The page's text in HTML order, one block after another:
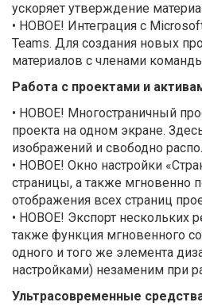
ускоряет утверждение
• НОВОЕ! Интеграция с
Teams. Для создания новых
материалов с членами
Работа с проектами и
• НОВОЕ! Многостраничный
проекта на одном экране.
изображений и свободно
• НОВОЕ! Окно настройки
страницы, а также
отображения всех страниц
• НОВОЕ! Экспорт нескольких
также функция мгновенного
одного и того же элемента
настройками) незаменим при
Ультрасовременные